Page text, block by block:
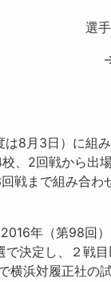
選
8月3日）に組
、2回戦から出
戦まで組み合わ
年（第98回
決定し、２戦
横浜対履正社の